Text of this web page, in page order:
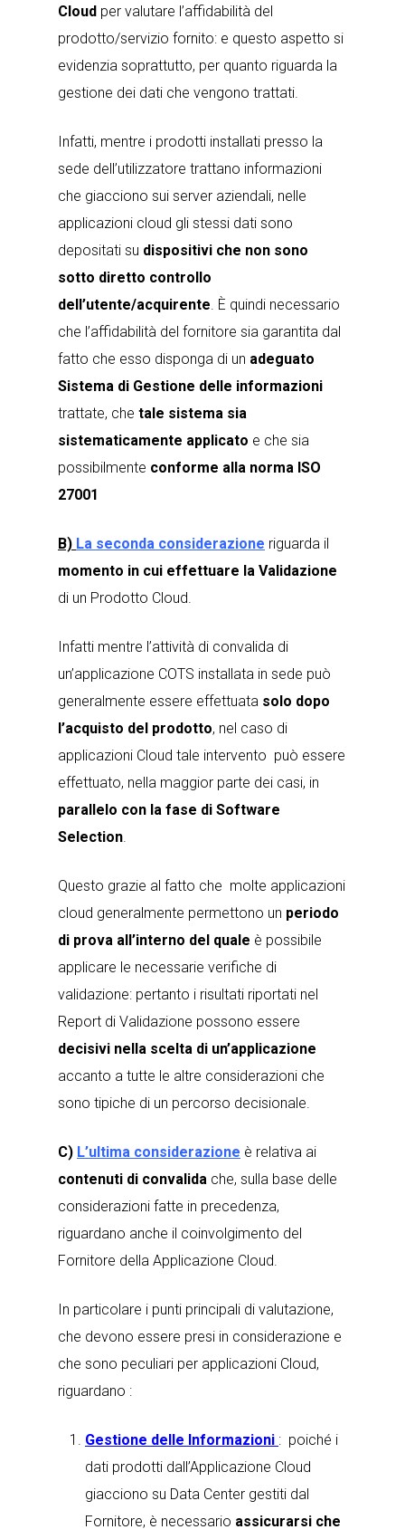
Cloud per valutare l’affidabilità del
prodotto/servizio fornito: e questo aspetto si
evidenzia soprattutto, per quanto riguarda la
gestione dei dati che vengono trattati.
Infatti, mentre i prodotti installati presso la
sede dell’utilizzatore trattano informazioni
che giacciono sui server aziendali, nelle
applicazioni cloud gli stessi dati sono
depositati su dispositivi che non sono
sotto diretto controllo
dell’utente/acquirente. È quindi necessario
che l’affidabilità del fornitore sia garantita dal
fatto che esso disponga di un adeguato
Sistema di Gestione delle informazioni
trattate, che tale sistema sia
sistematicamente applicato e che sia
possibilmente conforme alla norma ISO
27001
B) La seconda considerazione riguarda il
momento in cui effettuare la Validazione
di un Prodotto Cloud.
Infatti mentre l’attività di convalida di
un’applicazione COTS installata in sede può
generalmente essere effettuata solo dopo
l’acquisto del prodotto, nel caso di
applicazioni Cloud tale intervento può essere
effettuato, nella maggior parte dei casi, in
parallelo con la fase di Software
Selection.
Questo grazie al fatto che molte applicazioni
cloud generalmente permettono un periodo
di prova all’interno del quale è possibile
applicare le necessarie verifiche di
validazione: pertanto i risultati riportati nel
Report di Validazione possono essere
decisivi nella scelta di un’applicazione
accanto a tutte le altre considerazioni che
sono tipiche di un percorso decisionale.
C) L’ultima considerazione è relativa ai
contenuti di convalida che, sulla base delle
considerazioni fatte in precedenza,
riguardano anche il coinvolgimento del
Fornitore della Applicazione Cloud.
In particolare i punti principali di valutazione,
che devono essere presi in considerazione e
che sono peculiari per applicazioni Cloud,
riguardano :
Gestione delle Informazioni : poiché i
dati prodotti dall’Applicazione Cloud
giacciono su Data Center gestiti dal
Fornitore, è necessario assicurarsi che